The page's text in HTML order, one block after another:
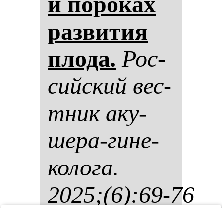
раз­ви­тия
пло­да. Рос­
сий­ский вес­
тник аку­
ше­ра-ги­не­
ко­ло­га.
2025;(6):69-76